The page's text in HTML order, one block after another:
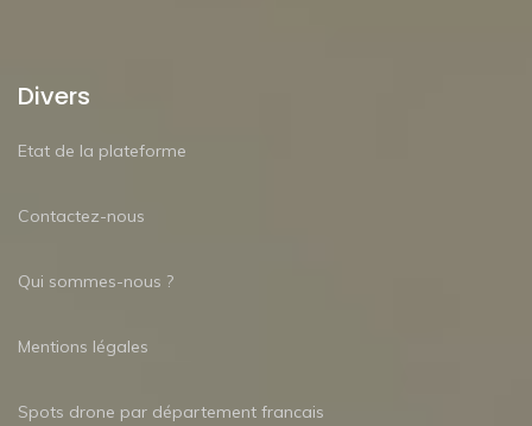
Divers
Etat de la plateforme
Contactez-nous
Qui sommes-nous ?
Mentions légales
Spots drone par département francais